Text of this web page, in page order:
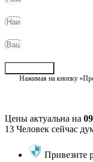
Нажимая на кнопку
Цены актуальна на
13 Человек сейчас
Привезите